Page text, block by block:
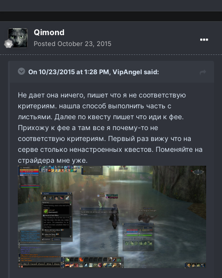
Qimond
Posted October 23, 2015
On 10/23/2015 at 1:28 PM, VipAngel said:
Не дает она ничего, пишет что я не соответствую
критериям. нашла способ выполнить часть с
листьями. Далее по квесту пишет что иди к фее.
Прихожу к фее а там все я почему-то не
соответствую критериям. Первый раз вижу что на
серве столько ненастроенных квестов. Поменяйте на
страйдера мне уже.